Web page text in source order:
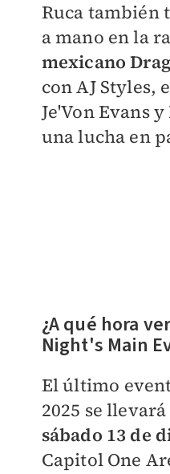
Ruca también
a mano en la
mexicano
con AJ Styles,
Je'Von Evans
una lucha en
¿A qué hora
Night's Main
El último
2025 se
sábado 13 de
Capitol One